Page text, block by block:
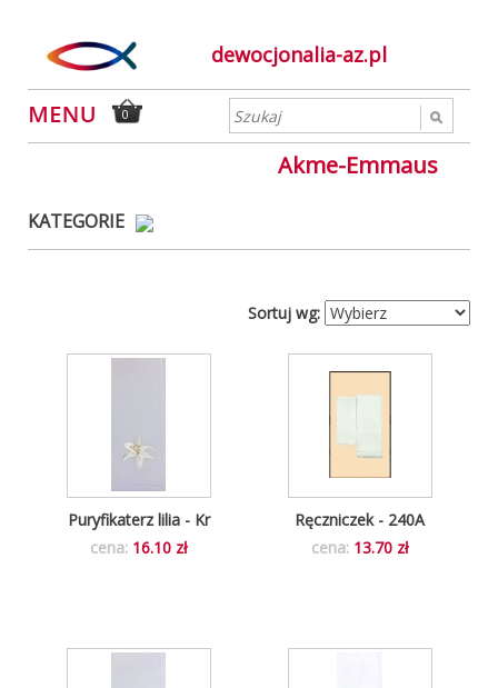
dewocjonalia-az.pl
0
Akme-Emmaus
KATEGORIE
Sortuj wg:
Ręczniczek - 240A
cena: 13.70 zł
Puryfikaterz lilia - Kr
cena: 16.10 zł